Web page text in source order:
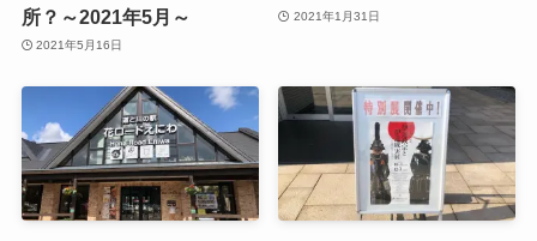
所？～2021年5月～
2021年5月16日
2021年1月31日